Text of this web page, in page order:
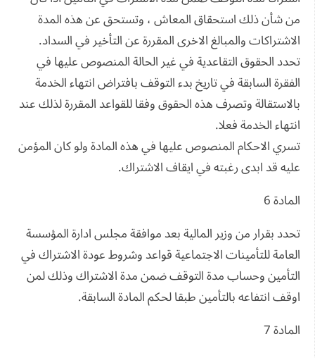
من شأن ذلك استحقاق المعاش ، وتستحق عن هذه المدة
الاشتراكات والمبالغ الاخرى المقررة عن التأخير في السداد.
تحدد الحقوق التقاعدية في غير الحالة المنصوص عليها في
الفقرة السابقة في تاريخ بدء التوقف بافتراض انتهاء الخدمة
بالاستقالة وتصرف هذه الحقوق وفقا للقواعد المقررة لذلك عند
انتهاء الخدمة فعلا.
تسري الاحكام المنصوص عليها في هذه المادة ولو كان المؤمن
عليه قد ابدى رغبته في ايقاف الاشتراك.
المادة 6
تحدد بقرار من وزير المالية بعد موافقة مجلس ادارة المؤسسة
العامة للتأمينات الاجتماعية قواعد وشروط عودة الاشتراك في
التأمين وحساب مدة التوقف ضمن مدة الاشتراك وذلك لمن
اوقف انتفاعه بالتأمين طبقا لحكم المادة السابقة.
المادة 7